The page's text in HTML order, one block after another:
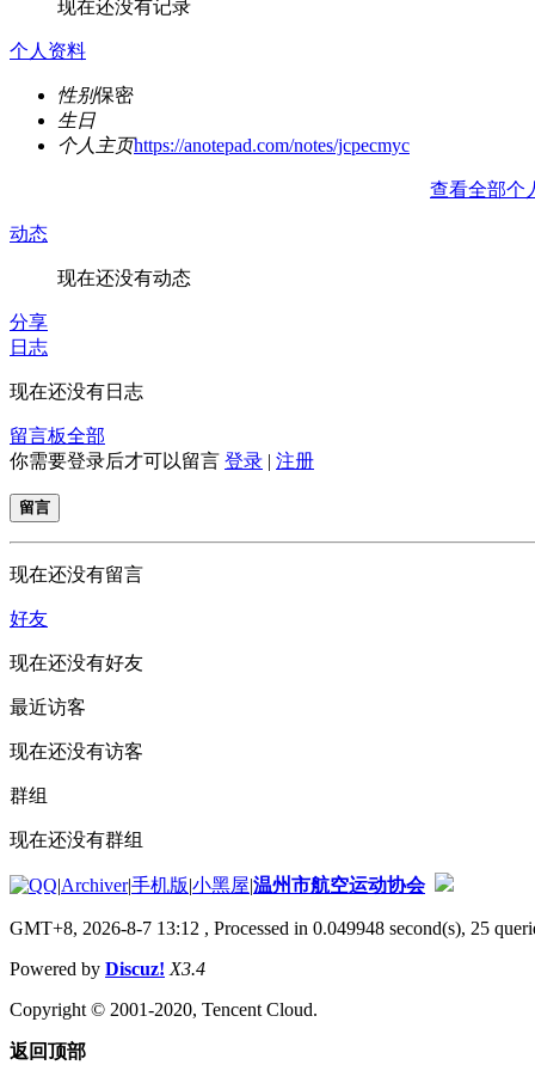
现在还没有记录
个人资料
性别保密
生日
个人主页https://anotepad.com/notes/jcpecmyc
查看全部个
动态
现在还没有动态
分享
日志
现在还没有日志
留言板全部
你需要登录后才可以留言 登录 | 注册
留言
现在还没有留言
好友
现在还没有好友
最近访客
现在还没有访客
群组
现在还没有群组
|Archiver|手机版|小黑屋|温州市航空运动协会
GMT+8, 2026-8-7 13:12 , Processed in 0.049948 second(s), 25
Powered by Discuz! X3.4
Copyright © 2001-2020, Tencent Cloud.
返回顶部